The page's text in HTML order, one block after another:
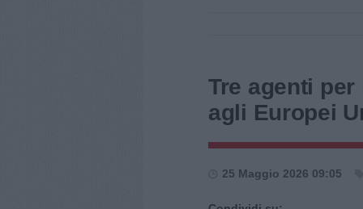
Tre agenti
agli Europei
25 Maggio 2026 09:05